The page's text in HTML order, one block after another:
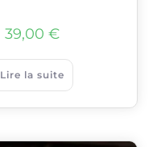
39,00 €
Lire la suite